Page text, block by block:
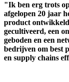
"Ik ben erg trots
afgelopen 20 jaar
product
gecultiveerd, een
geboden en een
bedrijven om best
en supply chains